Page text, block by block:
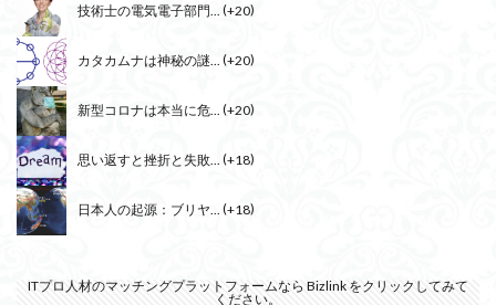
技術士の電気電子部門... +20
カタカムナは神秘の謎... +20
新型コロナは本当に危... +20
思い返すと挫折と失敗... +18
日本人の起源：ブリヤ... +18
ITプロ人材のマッチングプラットフォームなら Bizlink をクリックしてみて
ください。